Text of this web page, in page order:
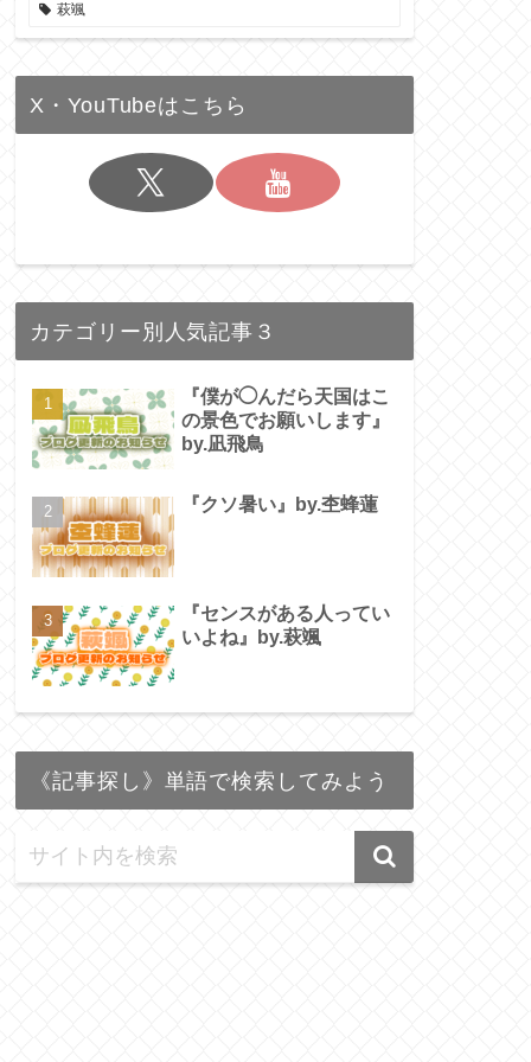
萩颯
X・YouTubeはこちら
カテゴリー別人気記事３
『僕が◯んだら天国はこ
の景色でお願いします』
by.凪飛鳥
『クソ暑い』by.杢蜂蓮
『センスがある人ってい
いよね』by.萩颯
《記事探し》単語で検索してみよう